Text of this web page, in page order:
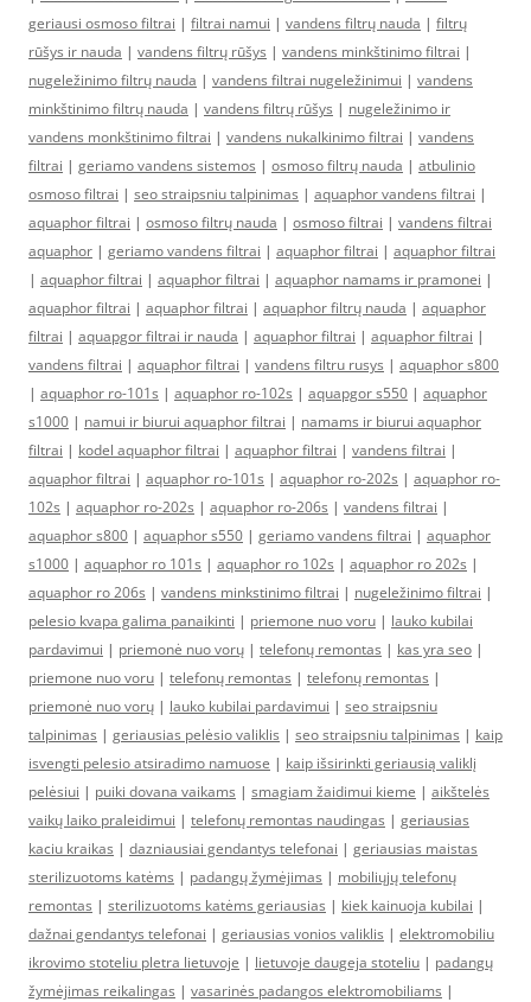
geriausi osmoso filtrai | filtrai namui | vandens filtrų nauda | filtrų
rūšys ir nauda | vandens filtrų rūšys | vandens minkštinimo filtrai |
nugeležinimo filtrų nauda | vandens filtrai nugeležinimui | vandens
minkštinimo filtrų nauda | vandens filtrų rūšys | nugeležinimo ir
vandens monkštinimo filtrai | vandens nukalkinimo filtrai | vandens
filtrai | geriamo vandens sistemos | osmoso filtrų nauda | atbulinio
osmoso filtrai | seo straipsniu talpinimas | aquaphor vandens filtrai |
aquaphor filtrai | osmoso filtrų nauda | osmoso filtrai | vandens filtrai
aquaphor | geriamo vandens filtrai | aquaphor filtrai | aquaphor filtrai
| aquaphor filtrai | aquaphor filtrai | aquaphor namams ir pramonei |
aquaphor filtrai | aquaphor filtrai | aquaphor filtrų nauda | aquaphor
filtrai | aquapgor filtrai ir nauda | aquaphor filtrai | aquaphor filtrai |
vandens filtrai | aquaphor filtrai | vandens filtru rusys | aquaphor s800
| aquaphor ro-101s | aquaphor ro-102s | aquapgor s550 | aquaphor
s1000 | namui ir biurui aquaphor filtrai | namams ir biurui aquaphor
filtrai | kodel aquaphor filtrai | aquaphor filtrai | vandens filtrai |
aquaphor filtrai | aquaphor ro-101s | aquaphor ro-202s | aquaphor ro-
102s | aquaphor ro-202s | aquaphor ro-206s | vandens filtrai |
aquaphor s800 | aquaphor s550 | geriamo vandens filtrai | aquaphor
s1000 | aquaphor ro 101s | aquaphor ro 102s | aquaphor ro 202s |
aquaphor ro 206s | vandens minkstinimo filtrai | nugeležinimo filtrai |
pelesio kvapa galima panaikinti | priemone nuo voru | lauko kubilai
pardavimui | priemonė nuo vorų | telefonų remontas | kas yra seo |
priemone nuo voru | telefonų remontas | telefonų remontas |
priemonė nuo vorų | lauko kubilai pardavimui | seo straipsniu
talpinimas | geriausias pelėsio valiklis | seo straipsniu talpinimas | kaip
isvengti pelesio atsiradimo namuose | kaip išsirinkti geriausią valiklį
pelėsiui | puiki dovana vaikams | smagiam žaidimui kieme | aikštelės
vaikų laiko praleidimui | telefonų remontas naudingas | geriausias
kaciu kraikas | dazniausiai gendantys telefonai | geriausias maistas
sterilizuotoms katėms | padangų žymėjimas | mobiliųjų telefonų
remontas | sterilizuotoms katėms geriausias | kiek kainuoja kubilai |
dažnai gendantys telefonai | geriausias vonios valiklis | elektromobiliu
ikrovimo stoteliu pletra lietuvoje | lietuvoje daugeja stoteliu | padangų
žymėjimas reikalingas | vasarinės padangos elektromobiliams |